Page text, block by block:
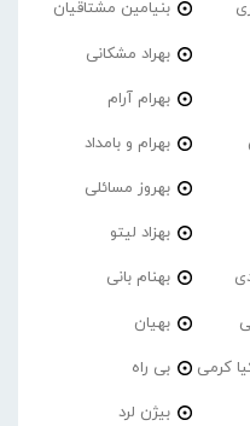
بنیامین مشتاقیان
بهراد مشکانی
بهرام آرام
بهرام و بامداد
بهروز مسائلی
بهزاد لیتو
بهنام بانی
بهیان
کرمی بی راه
بیژن لرد